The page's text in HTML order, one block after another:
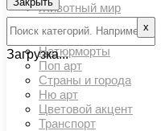
Животный мир
Люди
Картины художников
Натюрморты
Поп арт
Страны и города
Ню арт
Цветовой акцент
Транспорт
х
Загрузка...